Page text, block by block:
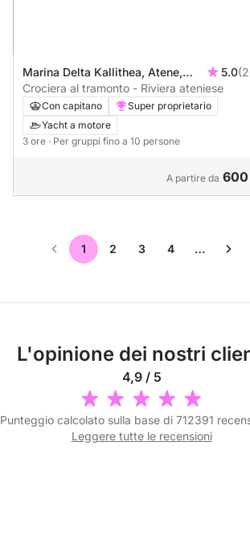
Marina Delta Kallithea, Atene,
Grecia
5.0
Crociera al tramonto - Riviera ateniese
Con capitano
Super proprietario
Yacht a motore
3 ore · Per gruppi fino a 10 persone
A partire da
1 2 3 4 …
L'opinione dei nostri
4,9 / 5
Punteggio calcolato sulla base di 712391
Leggere tutte le recensioni